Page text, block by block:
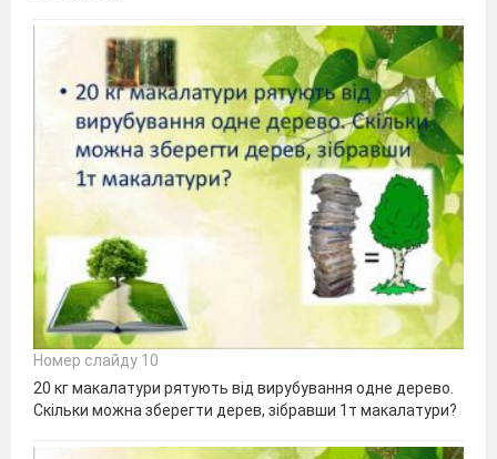
Номер слайду 10
20 кг макалатури рятують від вирубування одне дерево.
Скільки можна зберегти дерев, зібравши 1т макалатури?